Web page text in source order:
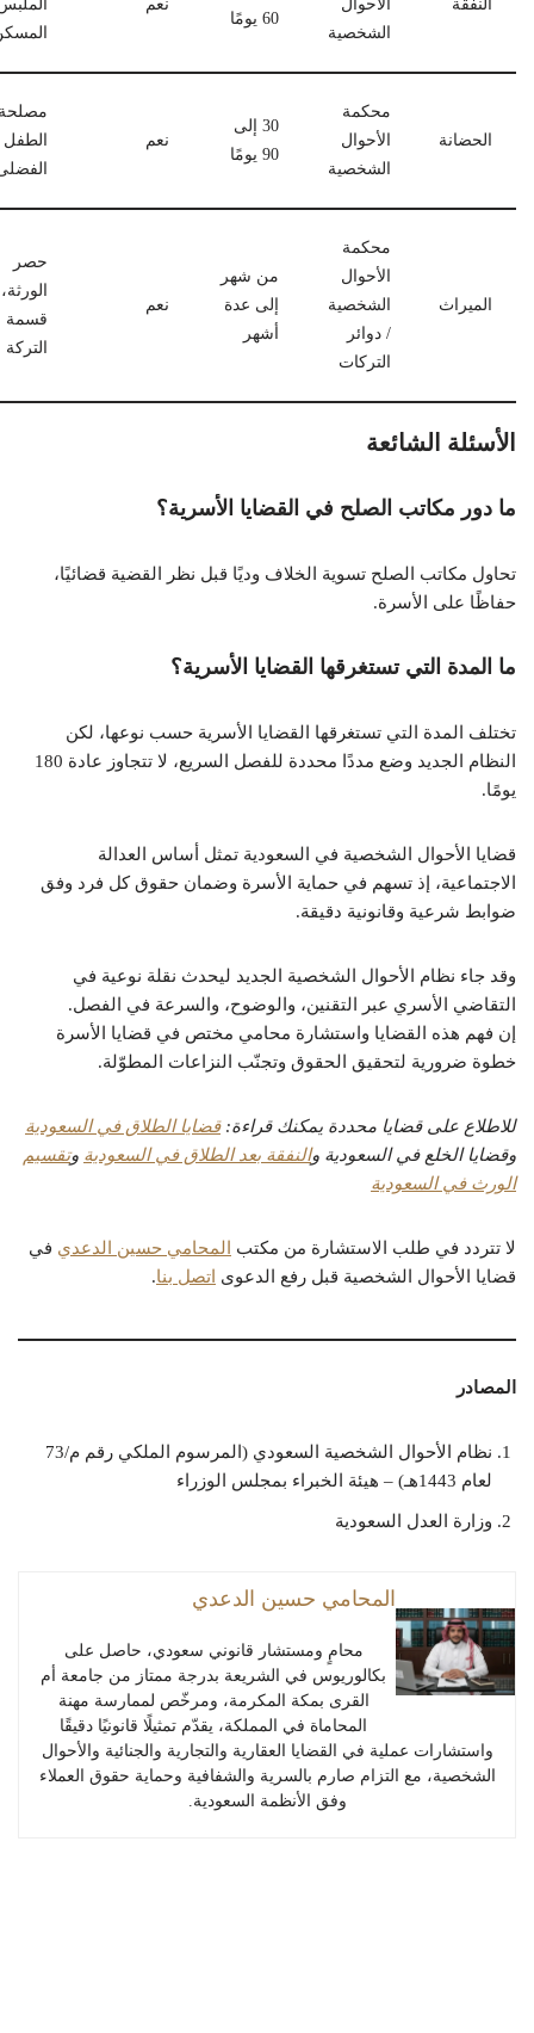
النفقة
الأحوال
الشخصية
60 يومًا
نعم
الحضانة
محكمة
الأحوال
الشخصية
30 إلى
90 يومًا
نعم
الطفل
الميراث
محكمة
الأحوال
الشخصية
/ دوائر
التركات
من شهر
إلى عدة
أشهر
نعم
حصر
الورثة،
قسمة
التركة
الأسئلة الشائعة
ما دور مكاتب الصلح في القضايا الأسرية؟
تحاول مكاتب الصلح تسوية الخلاف وديًا قبل نظر القضية قضائيًا،
حفاظًا على الأسرة.
ما المدة التي تستغرقها القضايا الأسرية؟
تختلف المدة التي تستغرقها القضايا الأسرية حسب نوعها، لكن
النظام الجديد وضع مددًا محددة للفصل السريع، لا تتجاوز عادة 180
يومًا.
قضايا الأحوال الشخصية في السعودية تمثل أساس العدالة
الاجتماعية، إذ تسهم في حماية الأسرة وضمان حقوق كل فرد وفق
ضوابط شرعية وقانونية دقيقة.
وقد جاء نظام الأحوال الشخصية الجديد ليحدث نقلة نوعية في
التقاضي الأسري عبر التقنين، والوضوح، والسرعة في الفصل.
إن فهم هذه القضايا واستشارة محامي مختص في قضايا الأسرة
خطوة ضرورية لتحقيق الحقوق وتجنّب النزاعات المطوّلة.
للاطلاع على قضايا محددة يمكنك قراءة:قضايا الطلاق في السعودية
وقضايا الخلع في السعودية والنفقة بعد الطلاق في السعودية وتقسيم
الورث في السعودية
لا تتردد في طلب الاستشارة من مكتب المحامي حسين الدعدي في
قضايا الأحوال الشخصية قبل رفع الدعوى اتصل بنا.
المصادر
نظام الأحوال الشخصية السعودي (المرسوم الملكي رقم م/73
لعام 1443هـ) – هيئة الخبراء بمجلس الوزراء
وزارة العدل السعودية
المحامي حسين الدعدي
محامٍ ومستشار قانوني سعودي، حاصل على
بكالوريوس في الشريعة بدرجة ممتاز من جامعة أم
القرى بمكة المكرمة، ومرخّص لممارسة مهنة
المحاماة في المملكة، يقدّم تمثيلًا قانونيًا دقيقًا
واستشارات عملية في القضايا العقارية والتجارية والجنائية والأحوال
الشخصية، مع التزام صارم بالسرية والشفافية وحماية حقوق العملاء
وفق الأنظمة السعودية.